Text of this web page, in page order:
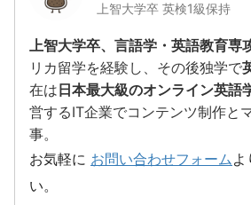
上智大学卒 英検1級保持
上智大学卒、言語学・英語教育専
リカ留学を経験し、その後独学で
在は 日本最大級のオンライン英語
営するIT企業でコンテンツ制作と
事。
お気軽に お問い合わせフォームよ
い。